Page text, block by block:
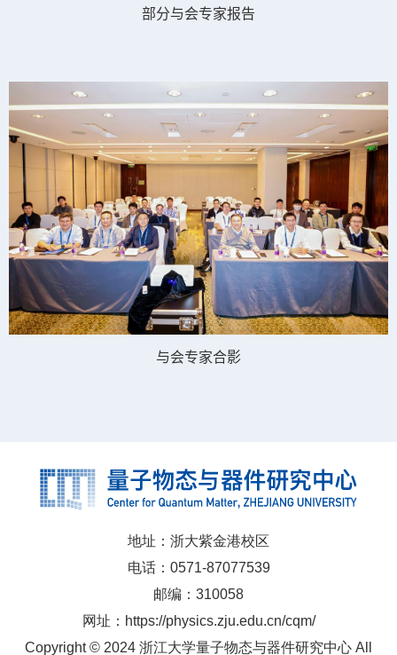
部分与会专家报告
与会专家合影
地址：浙大紫金港校区
电话：0571-87077539
邮编：310058
网址：https://physics.zju.edu.cn/cqm/
Copyright © 2024 浙江大学量子物态与器件研究中心 All